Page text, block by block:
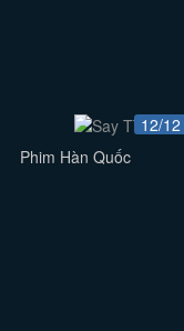
12/12
Phim Hàn Quốc